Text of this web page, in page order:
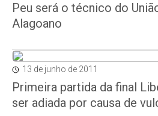
Peu será o técnico do
Alagoano
13 de junho de 2011
Primeira partida da final
ser adiada por causa de